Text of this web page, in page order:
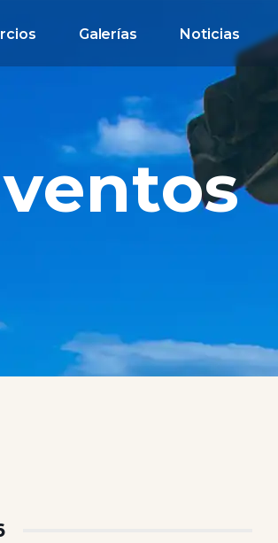
Galerías Noticias